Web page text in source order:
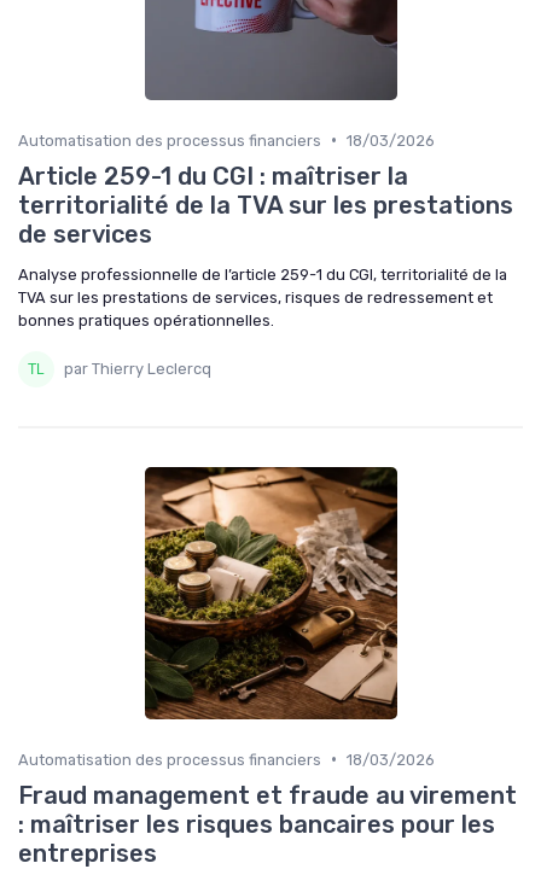
Automatisation des processus financiers • 18/03/2026
Article 259-1 du CGI : maîtriser la
territorialité de la TVA sur les prestations
de services
Analyse professionnelle de l’article 259-1 du CGI, territorialité de la
TVA sur les prestations de services, risques de redressement et
bonnes pratiques opérationnelles.
par Thierry Leclercq
Automatisation des processus financiers • 18/03/2026
Fraud management et fraude au virement
: maîtriser les risques bancaires pour les
entreprises